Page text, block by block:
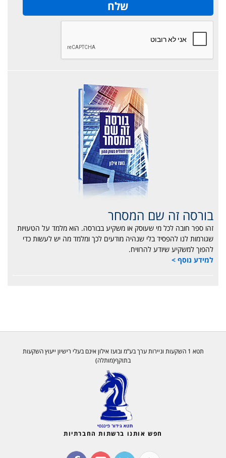
בורסה זה שם המסחר
זהו ספר חובה לכל מי שעוסק או משקיע בבורסה. הוא מלמד על הטעויות
שגורמות לנו להפסיד בלי שנהיה מודעים לכך ומלמד מה יש לעשות כדי
להפוך למשקיע שיודע להרוויח.
למידע נוסף >
תטא 1 השקעות וניירות ערך בע”מ ובועז אילון אינם בעלי רישיון ייעוץ השקעות
בתוקף(מותלה)
חפש אותנו ברשתות החברתיות